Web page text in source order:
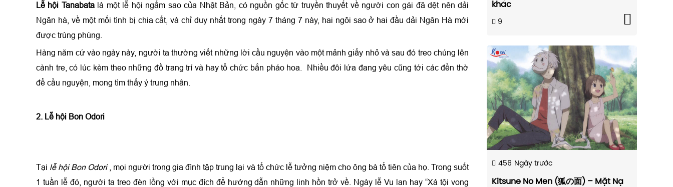
Lễ hội Tanabatalà một lễ hội ngắm sao của Nhật Bản, có nguồn gốc từ truyền thuyết về người con gái đã dệt nên dải
Ngân hà, về một mối tình bị chia cắt, và chỉ duy nhất trong ngày 7 tháng 7 này, hai ngôi sao ở hai đầu dải Ngân Hà mới
được trùng phùng.
Hàng năm cứ vào ngày này, người ta thường viết những lời cầu nguyện vào một mảnh giấy nhỏ và sau đó treo chúng lên
cành tre, có lúc kèm theo những đồ trang trí và hay tổ chức bắn pháo hoa. Nhiều đôi lứa đang yêu cũng tới các đền thờ
để cầu nguyện, mong tìm thấy ý trung nhân.
2. Lễ hội Bon Odori
Tại lễ hội Bon Odori
, mọi người trong gia đình tập trung lại và tổ chức lễ tưởng niệm cho ông bà tổ tiên của họ. Trong suốt
1 tuần lễ đó, người ta treo đèn lồng với mục đích để hướng dẫn những linh hồn trở về. Ngày lễ Vu lan hay “Xá tội vong
khác
9
456 Ngày trước
Kitsune No Men (狐の面) – Mặt Nạ